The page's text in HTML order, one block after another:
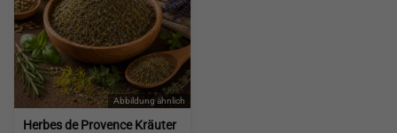
Herbes de Provence Kräuter